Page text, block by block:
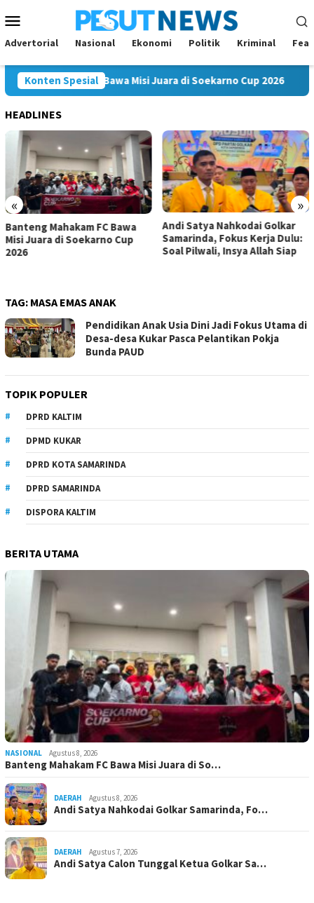
ke
kontenMobile
Advertorial Nasional Ekonomi Politik Kriminal
Konten Spesial
Mahakam FC Bawa Misi Juara di Soekarno Cup 2026
HEADLINES
« »
Andi Satya Nahkodai Golkar
Samarinda, Fokus Kerja Dulu:
Soal Pilwali, Insya Allah Siap
Andi Satya Calon Tunggal
Ketua Golkar Samarinda,
Musda Siap Digelar 8 Agustus
TAG: MASA EMAS ANAK
Pendidikan Anak Usia Dini Jadi Fokus Utama di
Desa-desa Kukar Pasca Pelantikan Pokja
Bunda PAUD
TOPIK POPULER
DPRD KALTIM
DPMD KUKAR
DPRD KOTA SAMARINDA
DPRD SAMARINDA
DISPORA KALTIM
BERITA UTAMA
NASIONAL Agustus 8, 2026
Banteng Mahakam FC Bawa Misi Juara di So…
DAERAH Agustus 8, 2026
Andi Satya Nahkodai Golkar Samarinda, Fo…
DAERAH Agustus 7, 2026
Andi Satya Calon Tunggal Ketua Golkar Sa…